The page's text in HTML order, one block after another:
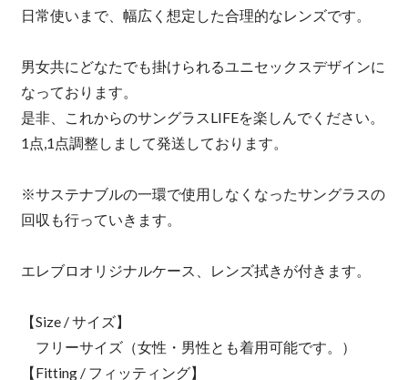
日常使いまで、幅広く想定した合理的なレンズです。
男女共にどなたでも掛けられるユニセックスデザインに
なっております。
是非、これからのサングラスLIFEを楽しんでください。
1点,1点調整しまして発送しております。
※サステナブルの一環で使用しなくなったサングラスの
回収も行っていきます。
エレブロオリジナルケース、レンズ拭きが付きます。
【Size / サイズ】
フリーサイズ（女性・男性とも着用可能です。）
【Fitting / フィッティング】